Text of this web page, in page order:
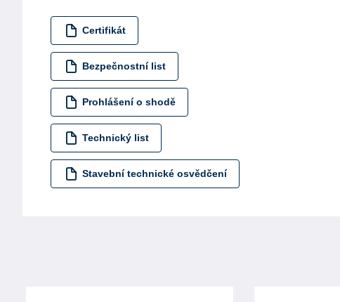
Certifikát
Bezpečnostní list
Prohlášení o shodě
Technický list
Stavební technické osvědčení